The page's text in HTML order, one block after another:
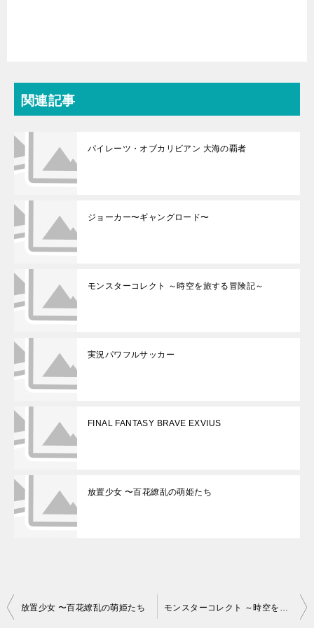
関連記事
パイレーツ・オブカリビアン 大海の覇者
ジョーカー〜ギャングロード〜
モンスターコレクト ～時空を旅する冒険記～
実況パワフルサッカー
FINAL FANTASY BRAVE EXVIUS
放置少女 〜百花繚乱の萌姫たち
投
放置少女 〜百花繚乱の萌姫たち モンスターコレクト ～時空を旅する冒険記～